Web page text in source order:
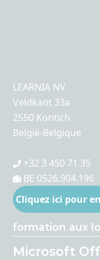
LEARNIA NV.
Veldkant 33a
2550 Kontich
België-Belgique
+32 3 450 71 35
BE 0526.904.196
Cliquez ici pour
formation aux
Microsoft